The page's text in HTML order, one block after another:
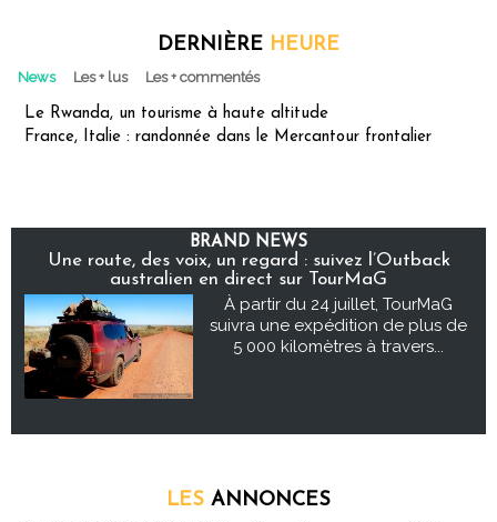
DERNIÈRE HEURE
News Les + lus Les + commentés
Le Rwanda, un tourisme à haute altitude
France, Italie : randonnée dans le Mercantour frontalier
BRAND NEWS
Une route, des voix, un regard : suivez l’Outback
australien en direct sur TourMaG
À partir du 24 juillet, TourMaG
suivra une expédition de plus de
5 000 kilomètres à travers...
LES ANNONCES